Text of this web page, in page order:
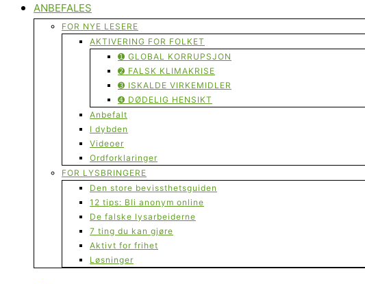
ANBEFALES
FOR NYE LESERE
AKTIVERING FOR FOLKET
➊ GLOBAL KORRUPSJON
➋ FALSK KLIMAKRISE
➌ ISKALDE VIRKEMIDLER
➍ DØDELIG HENSIKT
Anbefalt
I dybden
Videoer
Ordforklaringer
FOR LYSBRINGERE
Den store bevissthetsguiden
12 tips: Bli anonym online
De falske lysarbeiderne
7 ting du kan gjøre
Aktivt for frihet
Løsninger